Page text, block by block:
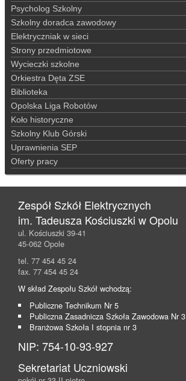
Psycholog Szkolny
Szkolny doradca zawodowy
Elektryczniak w sieci
Strony przedmiotowe
Wycieczki szkolne
Orkiestra Dęta ZSE
Biblioteka
Opolska Liga Robotów
Koło historyczne
Szkolny Klub Górski
Uprawnienia SEP
Oferty pracy
Zespół Szkół Elektrycznych
im. Tadeusza Kościuszki w Opolu
ul. Kościuszki 39-41
45-062 Opole
tel. 77 454 45 24
fax. 77 454 45 24
W skład Zespołu Szkół wchodzą:
Publiczne Technikum Nr 5
Publiczna Zasadnicza Szkoła Zawodowa Nr 3
Branżowa Szkoła I stopnia nr 3
NIP: 754-10-93-927
Sekretariat Uczniowski